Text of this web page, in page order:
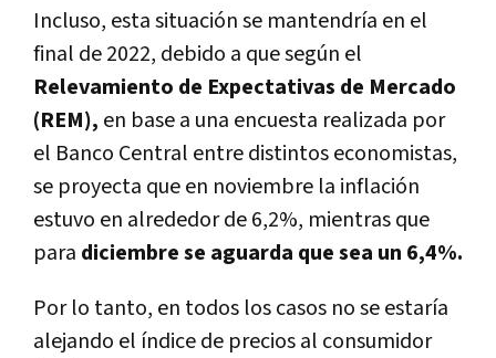
Incluso, esta situación se mantendría en el
final de 2022, debido a que según el
Relevamiento de Expectativas de Mercado
(REM), en base a una encuesta realizada por
el Banco Central entre distintos economistas,
se proyecta que en noviembre la inflación
estuvo en alrededor de 6,2%, mientras que
para diciembre se aguarda que sea un 6,4%.
Por lo tanto, en todos los casos no se estaría
alejando el índice de precios al consumidor